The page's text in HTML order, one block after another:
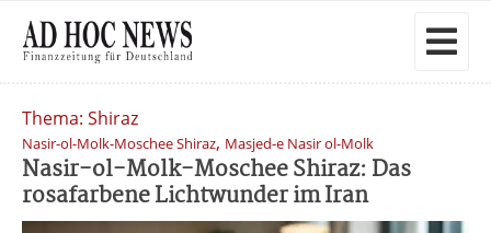
Thema: Shiraz
Nasir-ol-Molk-Moschee Shiraz, Masjed-e Nasir ol-Molk
Nasir-ol-Molk-Moschee Shiraz: Das
rosafarbene Lichtwunder im Iran